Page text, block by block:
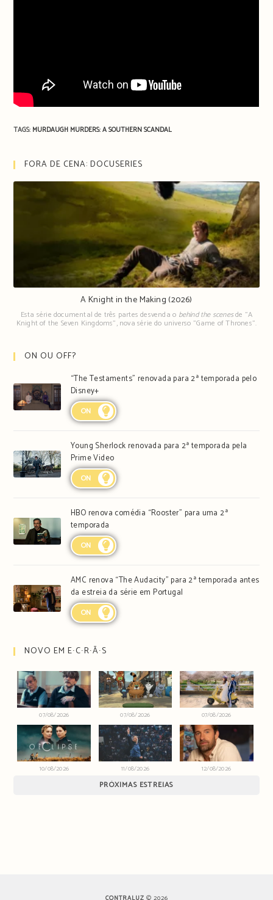
TAGS: MURDAUGH MURDERS: A SOUTHERN SCANDAL
FORA DE CENA: DOCUSERIES
A Knight in the Making (2026)
Esta série documental de três partes desvenda o behind the scenesde "A
Knight of the Seven Kingdoms", nova série do universo "Game of Thrones".
ON OU OFF?
“The Testaments” renovada para 2ª temporada pelo
Disney+
ON
Young Sherlock renovada para 2ª temporada pela
Prime Video
ON
HBO renova comédia “Rooster” para uma 2ª
temporada
ON
AMC renova “The Audacity” para 2ª temporada antes
da estreia da série em Portugal
ON
NOVO EM E∙C∙R∙Ã∙S
07/08/2026 07/08/2026 07/08/2026
10/08/2026 11/08/2026 12/08/2026
PRÓXIMAS ESTREIAS
CONTRALUZ © 2026